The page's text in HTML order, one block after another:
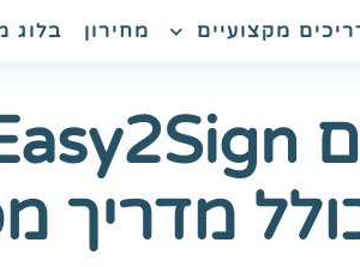
מקצועיים מחירון בלוג
מדריך